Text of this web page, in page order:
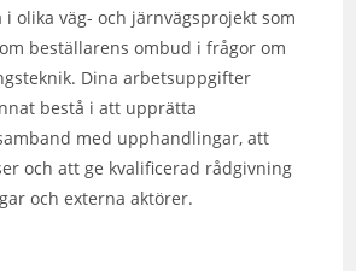
olika väg- och järnvägsprojekt som
beställarens ombud i frågor om
Dina arbetsuppgifter
bestå i att upprätta
med upphandlingar, att
och att ge kvalificerad rådgivning
och externa aktörer.